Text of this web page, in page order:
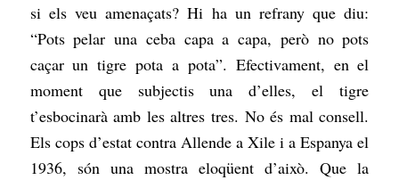
si els veu amenaçats? Hi ha un refrany que diu:
“Pots pelar una ceba capa a capa, però no pots
caçar un tigre pota a pota”. Efectivament, en el
moment que subjectis una d’elles, el tigre
t’esbocinarà amb les altres tres. No és mal consell.
Els cops d’estat contra Allende a Xile i a Espanya el
1936, són una mostra eloqüent d’això. Que la